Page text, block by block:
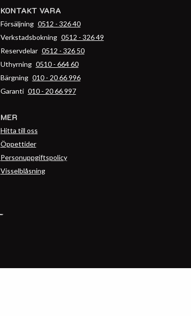
KONTAKT VARA
Försäljning 0512 - 326 40
Verkstadsbokning 0512 - 326 49
Reservdelar 0512 - 326 50
Uthyrning 0510 - 664 60
Bärgning 010 - 20 66 996
Garanti 010 - 20 66 997
MER
Hitta till oss
Öppettider
Personuppgiftspolicy
Visselblåsning